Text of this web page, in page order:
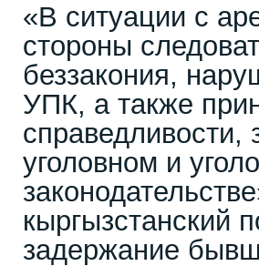
«В ситуации с
стороны
беззакония,
УПК, а также
уголовном и
кыргызстанский
задержание